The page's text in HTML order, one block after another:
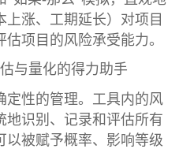
涨、工期延长）对项目
项目的风险承受能力。
与量化的得力助手
定性的管理。工具内的风
地识别、记录和评估所有
以被赋予概率、影响等级